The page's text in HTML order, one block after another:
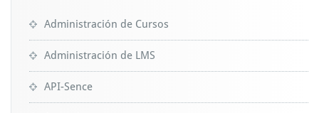
Administración de Cursos
Administración de LMS
API-Sence